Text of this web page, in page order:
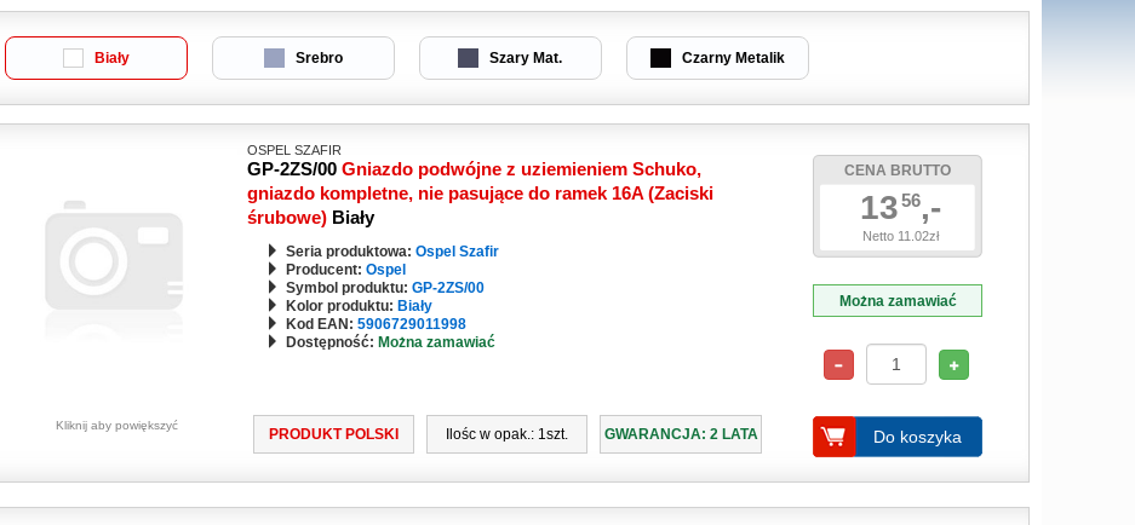
Biały Srebro Szary Mat. Czarny Metalik
Kliknij aby powiększyć
OSPEL SZAFIR
GP-2ZS/00 Gniazdo podwójne z uziemieniem Schuko,
gniazdo kompletne, nie pasujące do ramek 16A (Zaciski
śrubowe) Biały
Seria produktowa: Ospel Szafir
Producent: Ospel
Symbol produktu: GP-2ZS/00
Kolor produktu: Biały
Kod EAN: 5906729011998
Dostępność: Można zamawiać
PRODUKT POLSKI Ilośc w opak.: 1szt. GWARANCJA: 2 LATA
CENA BRUTTO
13 56,-
Netto 11.02zł
Można zamawiać
Do koszyka